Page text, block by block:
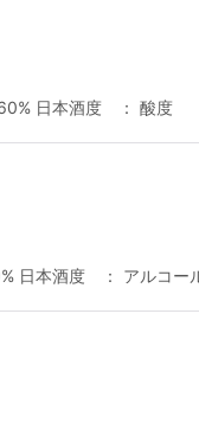
歩合： 60% 日本酒
日本酒度 ： アル